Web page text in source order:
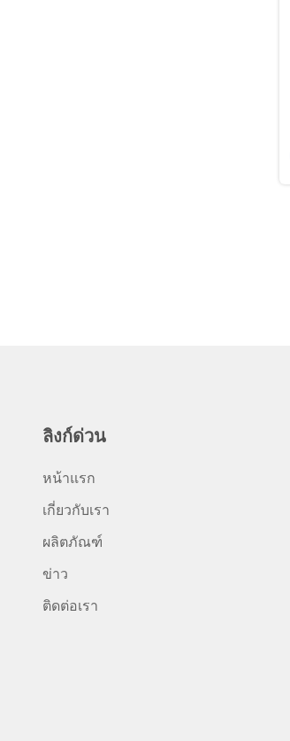
ลิงก์ด่วน
หน้าแรก
เกี่ยวกับเรา
ผลิตภัณฑ์
ข่าว
ติดต่อเรา